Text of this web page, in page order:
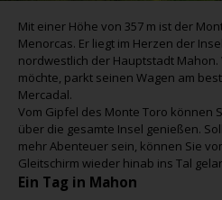
Mit einer Höhe von 357 m ist der
Menorcas. Er liegt im Herzen der
nordwestlich der Hauptstadt Mahon.
möchte, parkt seinen Wagen am
Mercadal.
Vom Gipfel des Monte Toro können
über die gesamte Insel genießen.
mehr Abenteuer sein, können Sie
Gleitschirm wieder hinab ins Tal
Ein Tag in Mahon